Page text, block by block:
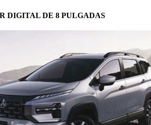
DIGITAL DE 8 PULGADAS